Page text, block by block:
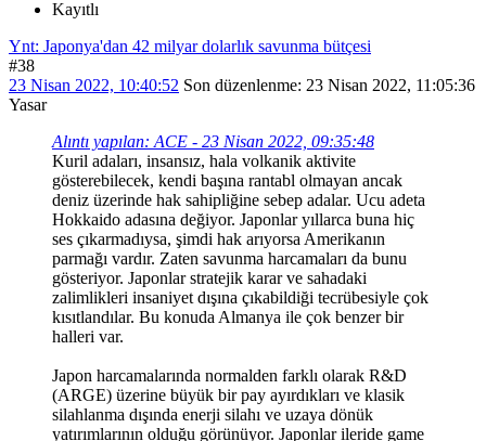
Kayıtlı
Ynt: Japonya'dan 42 milyar dolarlık savunma bütçesi
#38
23 Nisan 2022, 10:40:52 Son düzenlenme: 23 Nisan 2022, 11:05:36
Yasar
Alıntı yapılan: ACE - 23 Nisan 2022, 09:35:48
Kuril adaları, insansız, hala volkanik aktivite
gösterebilecek, kendi başına rantabl olmayan ancak
deniz üzerinde hak sahipliğine sebep adalar. Ucu adeta
Hokkaido adasına değiyor. Japonlar yıllarca buna hiç
ses çıkarmadıysa, şimdi hak arıyorsa Amerikanın
parmağı vardır. Zaten savunma harcamaları da bunu
gösteriyor. Japonlar stratejik karar ve sahadaki
zalimlikleri insaniyet dışına çıkabildiği tecrübesiyle çok
kısıtlandılar. Bu konuda Almanya ile çok benzer bir
halleri var.
Japon harcamalarında normalden farklı olarak R&D
(ARGE) üzerine büyük bir pay ayırdıkları ve klasik
silahlanma dışında enerji silahı ve uzaya dönük
yatırımlarının olduğu görünüyor. Japonlar ileride game